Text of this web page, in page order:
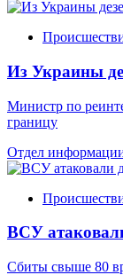
Из Украины
Министр по
границу
Отдел
ВСУ
Сбиты свыше 80